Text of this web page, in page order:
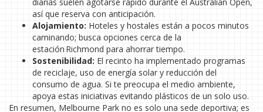
así que reserva con anticipación.
Alojamiento: Hoteles y hostales están a pocos minutos
caminando; busca opciones cerca de la
estación Richmond para ahorrar tiempo.
Sostenibilidad: El recinto ha implementado programas
de reciclaje, uso de energía solar y reducción del
consumo de agua. Si te preocupa el medio ambiente,
apoya estas iniciativas evitando plásticos de un solo uso.
En resumen, Melbourne Park no es solo una sede deportiva; es